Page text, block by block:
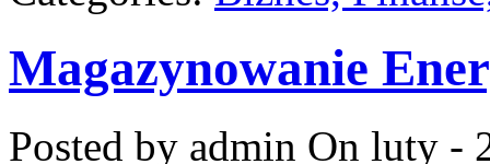
Magazynowanie
Posted by admin On luty -